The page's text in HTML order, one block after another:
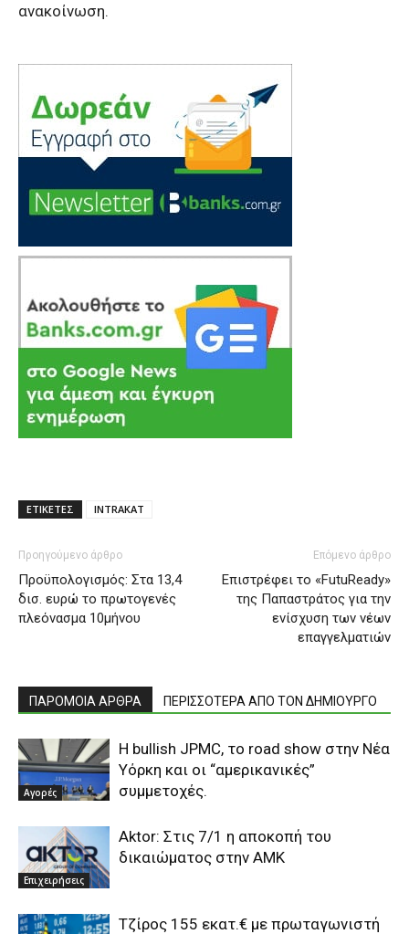
ανακοίνωση.
ΕΤΙΚΕΤΕΣ ΙΝΤRΑΚΑΤ
Προηγούμενο άρθρο
Προϋπολογισμός: Στα 13,4
δισ. ευρώ το πρωτογενές
πλεόνασμα 10μήνου
Επόμενο άρθρο
Επιστρέφει το «FutuReady»
της Παπαστράτος για την
ενίσχυση των νέων
επαγγελματιών
ΠΑΡΟΜΟΙΑ ΑΡΘΡΑ ΠΕΡΙΣΣΟΤΕΡΑ ΑΠΟ ΤΟΝ ΔΗΜΙΟΥΡΓΟ
Αγορές
Η bullish JPMC, το road show στην Νέα
Υόρκη και οι “αμερικανικές”
συμμετοχές.
Επιχειρήσεις
Aktor: Στις 7/1 η αποκοπή του
δικαιώματος στην ΑΜΚ
Τζίρος 155 εκατ.€ με πρωταγωνιστή